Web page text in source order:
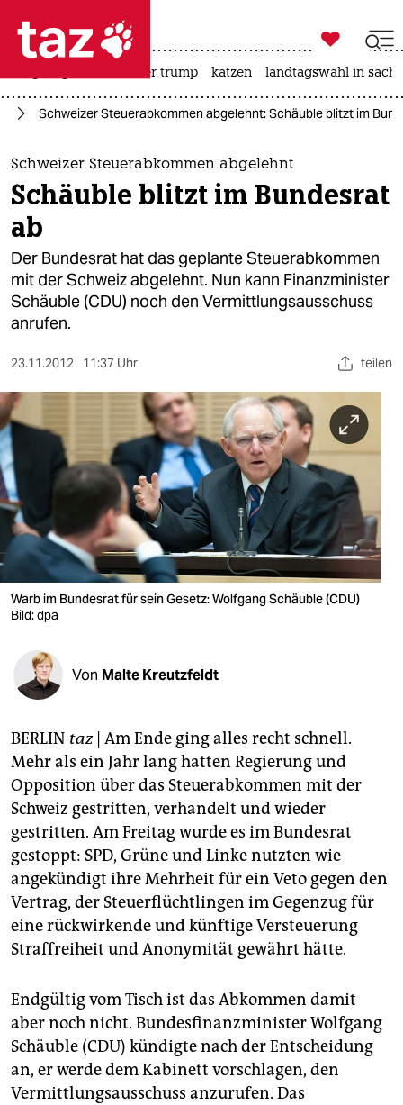
 taz zahl ich
taz zahl ich
themen
politik
öko
gesellschaft
kultur
sport
berlin
nord
wahrheit
verlag
verlag
veranstaltungen
fragen & hilfe
unterstützen
abo
genossenschaft
epaper login

taz zahl ich
usa unter trump katzen landtagswahl in
Schweizer Steuerabkommen abgelehnt: Schäuble blitzt im
Schweizer Steuerabkommen abgelehnt
Schäuble blitzt im Bundesrat
ab
Der Bundesrat hat das geplante Steuerabkommen
mit der Schweiz abgelehnt. Nun kann Finanzminister
Schäuble (CDU) noch den Vermittlungsausschuss
anrufen.
23.11.2012 11:37 Uhr teilen
Warb im Bundesrat für sein Gesetz: Wolfgang Schäuble (CDU)
Bild: dpa
Von Malte Kreutzfeldt
BERLIN taz | Am Ende ging alles recht schnell.
Mehr als ein Jahr lang hatten Regierung und
Opposition über das Steuerabkommen mit der
Schweiz gestritten, verhandelt und wieder
gestritten. Am Freitag wurde es im Bundesrat
gestoppt: SPD, Grüne und Linke nutzten wie
angekündigt ihre Mehrheit für ein Veto gegen den
Vertrag, der Steuerflüchtlingen im Gegenzug für
eine rückwirkende und künftige Versteuerung
Straffreiheit und Anonymität gewährt hätte.
Endgültig vom Tisch ist das Abkommen damit
aber noch nicht. Bundesfinanzminister Wolfgang
Schäuble (CDU) kündigte nach der Entscheidung
an, er werde dem Kabinett vorschlagen, den
Vermittlungsausschuss anzurufen. Das